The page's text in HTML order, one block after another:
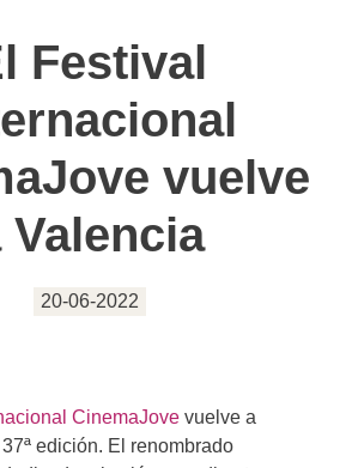
Festival
vuelve
Valencia
20-06-2022
CinemaJovevuelve a
edición. El renombrado